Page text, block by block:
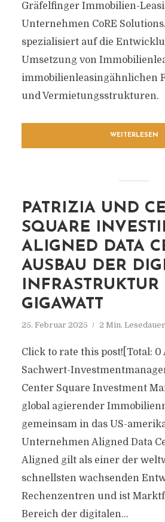
Gräfelfinger Immobilien-
Unternehmen CoRE
spezialisiert auf die
Umsetzung von
immobilienleasingähnlichen
und Vermietungsstrukturen.
WEITERLESEN
PATRIZIA UND
SQUARE
ALIGNED DATA
AUSBAU DER
GIGAWATT
25. Februar 2025 2 Min. Lesedauer
Click to rate this post![Total: 0
Sachwert-
Center Square Investment
global agierender
gemeinsam in das US-
Unternehmen Aligned Data
Aligned gilt als einer der
schnellsten wachsenden
Rechenzentren und ist
Bereich der digitalen...